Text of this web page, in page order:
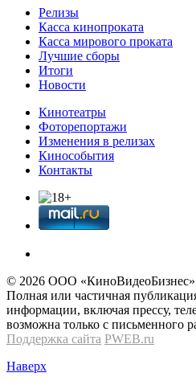
Релизы
Касса кинопроката
Касса мирового проката
Лучшие сборы
Итоги
Новости
Кинотеатры
Фоторепортажи
Изменения в релизах
Кинособытия
Контакты
© 2026 OOО
Полная или частичная
информации, включая прессу,
возможна только с письменного
Поддержка сайта PWEB.ru
Наверх